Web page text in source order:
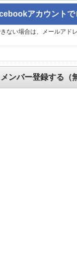
アカウントで
ない場合は、メールアド
メンバー登録する（